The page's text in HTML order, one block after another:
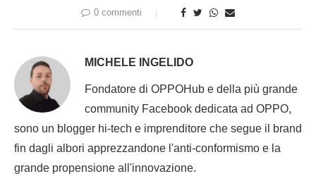
0 commenti
MICHELE INGELIDO
Fondatore di OPPOHub e della più grande
community Facebook dedicata ad OPPO,
sono un blogger hi-tech e imprenditore che segue il brand
fin dagli albori apprezzandone l'anti-conformismo e la
grande propensione all'innovazione.